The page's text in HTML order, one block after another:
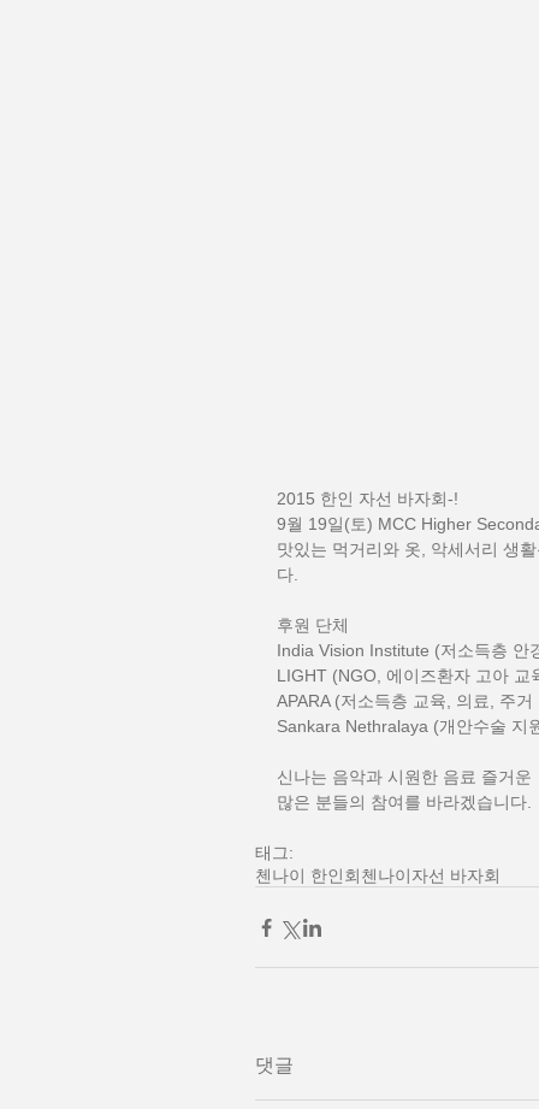
2015 한인 자선 바자회-!
9월 19일(토) MCC Higher
맛있는 먹거리와 옷, 악세서리 생
다.
후원 단체
India Vision Institute (저소득층 안
LIGHT (NGO, 에이즈환자 고아 교
APARA (저소득층 교육, 의료, 주거
Sankara Nethralaya (개안수술 지
신나는 음악과 시원한 음료 즐거
많은 분들의 참여를 바라겠습니다.
태그:
첸나이 한인회첸나이자선 바자회
댓글